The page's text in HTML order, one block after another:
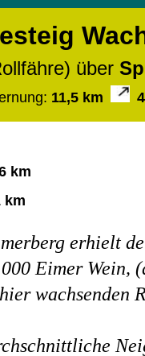
über
11,5 km
km
km
erhielt
Eimer Wein,
wachsenden